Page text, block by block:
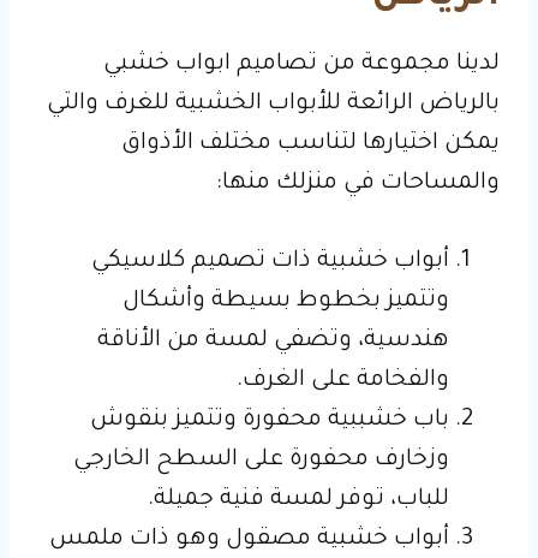
لدينا مجموعة من تصاميم ابواب خشبي
بالرياض الرائعة للأبواب الخشبية للغرف والتي
يمكن اختيارها لتناسب مختلف الأذواق
والمساحات في منزلك منها:
أبواب خشبية ذات تصميم كلاسيكي
وتتميز بخطوط بسيطة وأشكال
هندسية، وتضفي لمسة من الأناقة
والفخامة على الغرف.
باب خشببية محفورة وتتميز بنقوش
وزخارف محفورة على السطح الخارجي
للباب، توفر لمسة فنية جميلة.
أبواب خشبية مصقول وهو ذات ملمس